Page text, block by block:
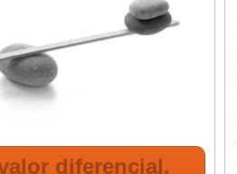
diferencial.